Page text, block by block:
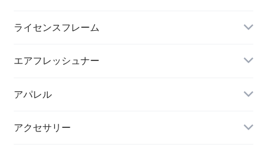
ライセンスフレーム
エアフレッシュナー
アパレル
アクセサリー